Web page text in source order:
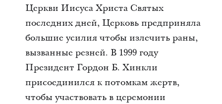
Церкви Иисуса Христа Святых
последних дней, Церковь предприняла
большие усилия чтобы излечить раны,
вызванные резней. В 1999 году
Президент Гордон Б. Хинкли
присоединился к потомкам жертв,
чтобы участвовать в церемонии